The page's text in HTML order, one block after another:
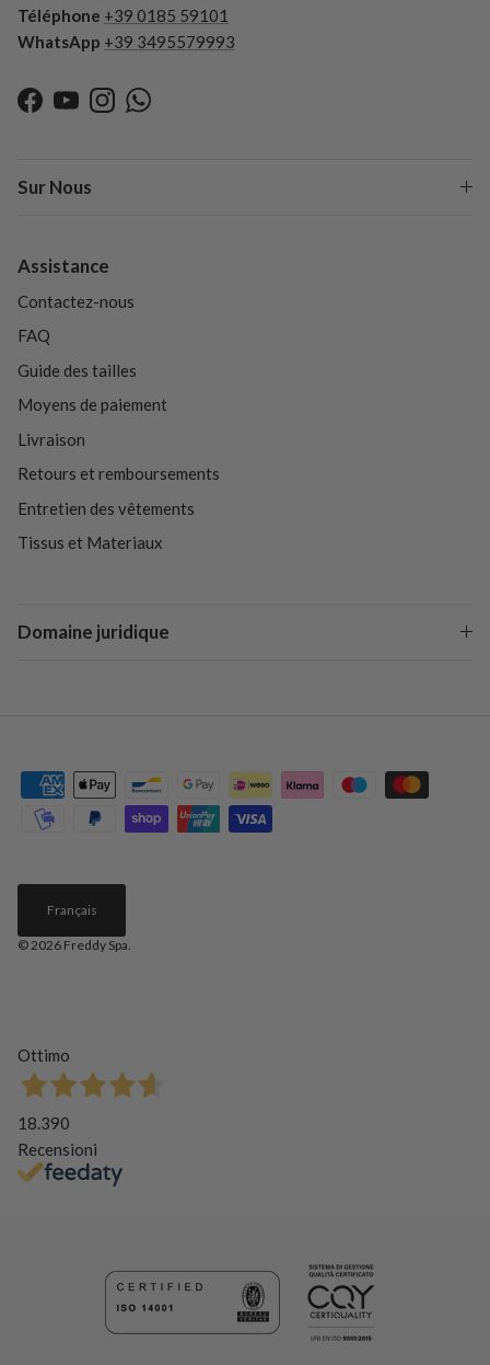
Téléphone +39 0185 59101
WhatsApp +39 3495579993
Facebook
YouTubeInstagramWhatsApp
Sur Nous
Assistance
Contactez-nous
FAQ
Guide des tailles
Moyens de paiement
Livraison
Retours et remboursements
Entretien des vêtements
Tissus et Materiaux
Domaine juridique
Français
© 2026 Freddy Spa
Ottimo
18.390
Recensioni